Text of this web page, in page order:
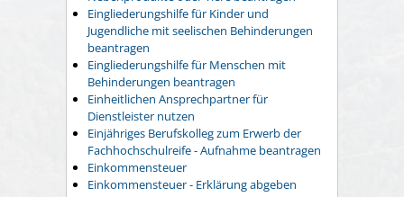
Eingliederungshilfe für Kinder und
Jugendliche mit seelischen Behinderungen
beantragen
Eingliederungshilfe für Menschen mit
Behinderungen beantragen
Einheitlichen Ansprechpartner für
Dienstleister nutzen
Einjähriges Berufskolleg zum Erwerb der
Fachhochschulreife - Aufnahme beantragen
Einkommensteuer
Einkommensteuer - Erklärung abgeben